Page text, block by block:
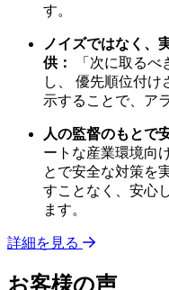
す。
ノイズではなく、
供：
「次に取るべ
し、 優先順位付け
示することで、ア
人の監督のもとで
ートな産業環境向
とで安全な対策を
すことなく、安心
ます。
詳細を見る
お客様の声